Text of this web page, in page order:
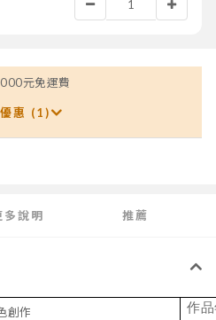
元免運費
惠 (1)
多說明 推薦
創作 作